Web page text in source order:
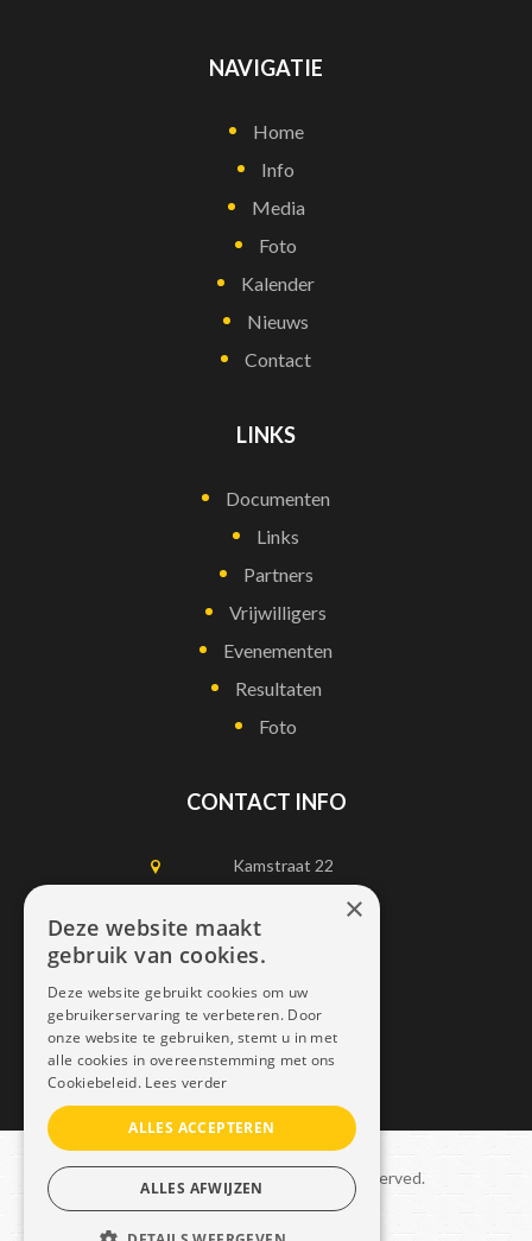
NAVIGATIE
Home
Info
Media
Foto
Kalender
Nieuws
Contact
LINKS
Documenten
Links
Partners
Vrijwilligers
Evenementen
Resultaten
Foto
CONTACT INFO
Kamstraat 22
1750 Lennik
0497452898
info@dais.be
Copyright © 2021 Dais. All rights reserved.
Sitemap–GDPR
×
Deze website maakt
gebruik van cookies.
Deze website gebruikt cookies om uw
gebruikerservaring te verbeteren. Door
onze website te gebruiken, stemt u in met
alle cookies in overeenstemming met ons
Cookiebeleid. Lees verder
ALLES ACCEPTEREN
ALLES AFWIJZEN